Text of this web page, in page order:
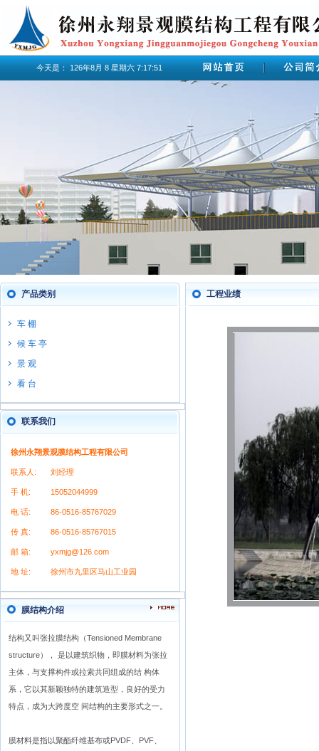
今天是： 126年8月 8 星期六 7:17:51
产品类别
车 棚
候 车 亭
景 观
看 台
联系我们
徐州永翔景观膜结构工程有限公司
联系人: 刘经理
手 机: 15052044999
电 话: 86-0516-85767029
传 真: 86-0516-85767015
邮 箱: yxmjg@126.com
地 址: 徐州市九里区马山工业园
膜结构介绍
结构又叫张拉膜结构（Tensioned Membrane
structure）， 是以建筑织物，即膜材料为张拉
主体，与支撑构件或拉索共同组成的结 构体
系，它以其新颖独特的建筑造型，良好的受力
特点，成为大跨度空 间结构的主要形式之一。
膜材料是指以聚酯纤维基布或PVDF、PVF、
工